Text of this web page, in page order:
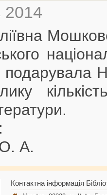
2014
А.
Контактна інформація